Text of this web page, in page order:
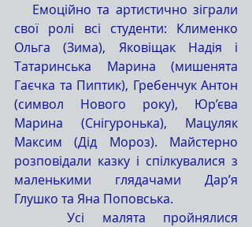
свої ролі всі студенти: Клименко
Ольга (Зима), Яковіщак Надія і
Татаринська Марина (мишенята
Гаєчка та Пиптик), Гребенчук Антон
(символ Нового року), Юр’єва
Марина (Снігуронька), Мацуляк
Максим (Дід Мороз). Майстерно
розповідали казку і спілкувалися з
маленькими глядачами Дар’я
Глушко та Яна Поповська.
   Усі малята пройнялися